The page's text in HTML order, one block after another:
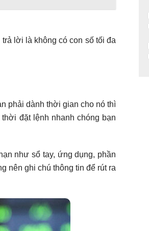
lời là không có con số tối đa
phải dành thời gian cho nó thì
đặt lệnh nhanh chóng bạn
như sổ tay, ứng dụng, phần
nên ghi chú thông tin để rút ra